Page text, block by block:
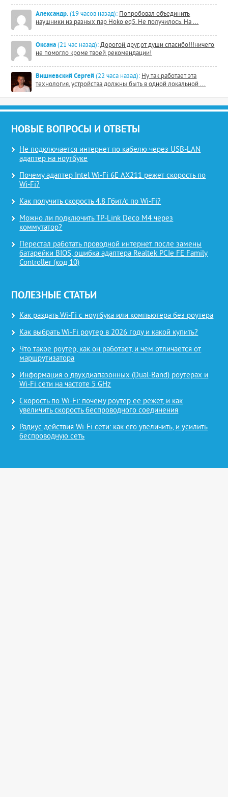
Александр. (19 часов назад): Попробовал объединить
наушники из разных пар Hoko eq5. Не получилось. На ...
Оксана (21 час назад): Дорогой друг,от души спасибо!!!ничего
не помогло кроме твоей рекомендации!
Вишневский Сергей (22 часа назад): Ну так работает эта
технология, устройства должны быть в одной локальной ...
НОВЫЕ ВОПРОСЫ И ОТВЕТЫ
Не подключается интернет по кабелю через USB-LAN
адаптер на ноутбуке
Почему адаптер Intel Wi-Fi 6E AX211 режет скорость по
Wi-Fi?
Как получить скорость 4.8 Гбит/с по Wi-Fi?
Можно ли подключить TP-Link Deco M4 через
коммутатор?
Перестал работать проводной интернет после замены
батарейки BIOS, ошибка адаптера Realtek PCIe FE Family
Controller (код 10)
ПОЛЕЗНЫЕ СТАТЬИ
Как раздать Wi-Fi с ноутбука или компьютера без роутера
Как выбрать Wi-Fi роутер в 2026 году и какой купить?
Что такое роутер, как он работает, и чем отличается от
маршрутизатора
Информация о двухдиапазонных (Dual-Band) роутерах и
Wi-Fi сети на частоте 5 GHz
Скорость по Wi-Fi: почему роутер ее режет, и как
увеличить скорость беспроводного соединения
Радиус действия Wi-Fi сети: как его увеличить, и усилить
беспроводную сеть